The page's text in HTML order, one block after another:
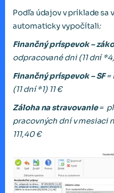
Podľa údajov v príklade sa
automaticky vypočítali:
Finančný príspevok –
odpracované dni (11 dní
Finančný príspevok – SF=
(11 dní *1) 11 €
Záloha na stravovanie=
pracovných dní vmesiaci
111,40€